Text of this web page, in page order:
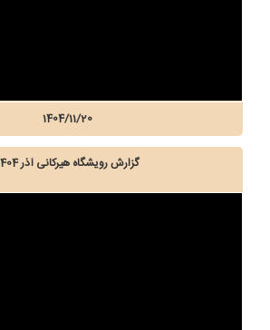
1404/11/20
گزارش رویشگاه هیرکانی آذر 1404